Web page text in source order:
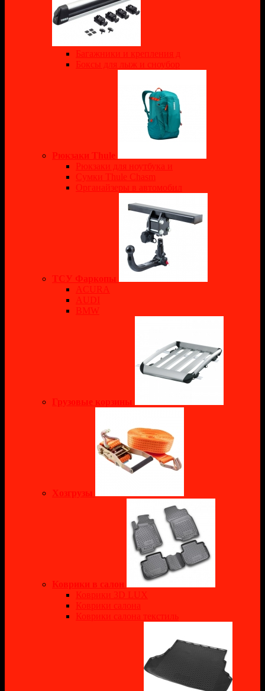
Багажники и крепления д
Боксы для лыж и сноубор
Рюкзаки Thule
Рюкзаки для ноутбука и
Сумки Thule Chasm
Органайзеры в автомобил
ТСУ Фаркопы
ACURA
AUDI
BMW
Грузовые корзины
Хозгрузы
Коврики в салон
Коврики 3D LUX
Коврики салона
Коврики салона текстиль